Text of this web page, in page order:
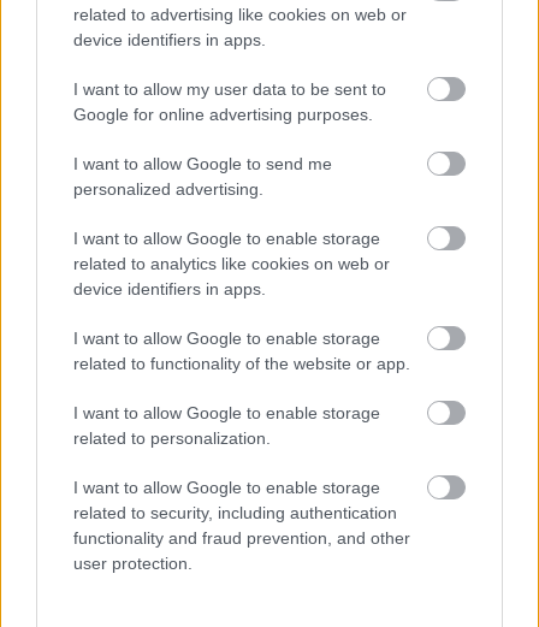
related to advertising like cookies on web or
device identifiers in apps.
I want to allow my user data to be sent to
Google for online advertising purposes.
I want to allow Google to send me
personalized advertising.
I want to allow Google to enable storage
related to analytics like cookies on web or
device identifiers in apps.
I want to allow Google to enable storage
related to functionality of the website or app.
I want to allow Google to enable storage
related to personalization.
I want to allow Google to enable storage
related to security, including authentication
functionality and fraud prevention, and other
user protection.
Országos hírek
Túlfogyasztás napja - július 30-ra
felhasználta az emberiség a Föld egész
évre elegendő erőforrásait
HIRDETÉS
HIRDETÉS
HIRDETÉS
LEGOLVASOTTABB
Felújított üzletet nyitott Szekszárdon az
Auchan